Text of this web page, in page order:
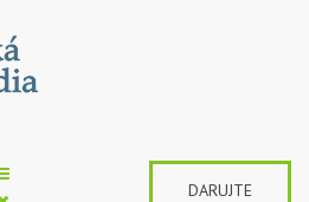
DARUJTE